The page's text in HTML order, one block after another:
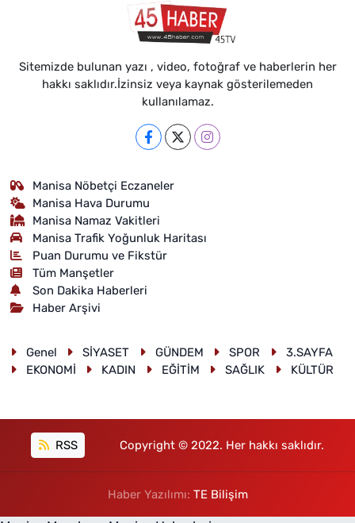
Sitemizde bulunan yazı , video, fotoğraf ve haberlerin her
hakkı saklıdır.İzinsiz veya kaynak gösterilemeden
kullanılamaz.
Manisa Nöbetçi Eczaneler
Manisa Hava Durumu
Manisa Namaz Vakitleri
Manisa Trafik Yoğunluk Haritası
Puan Durumu ve Fikstür
Tüm Manşetler
Son Dakika Haberleri
Haber Arşivi
Genel SİYASET GÜNDEM SPOR
3.SAYFA
EKONOMİ
KADIN EĞİTİM SAĞLIK KÜLTÜR
RSS Copyright © 2022. Her hakkı saklıdır.
Haber Yazılımı: TE Bilişim